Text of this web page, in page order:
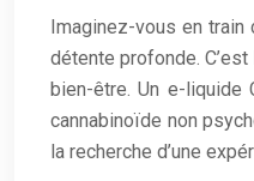
Imaginez-vous en
détente profonde.
bien-être. Un e-liquide
cannabinoïde non
la recherche d’une